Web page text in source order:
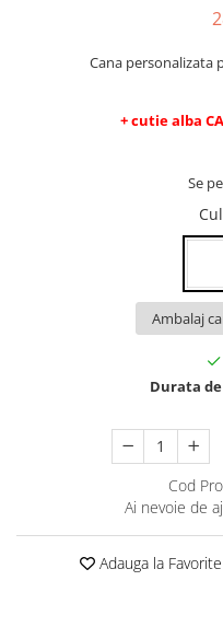
Rame foto personalizate
Sort personalizat
Umerase Personalizate
Pahare personalizate
Cana personalizata
+ cutie alba
Se
Durata
Cod
Ai nevoie de
Adauga la Favorite